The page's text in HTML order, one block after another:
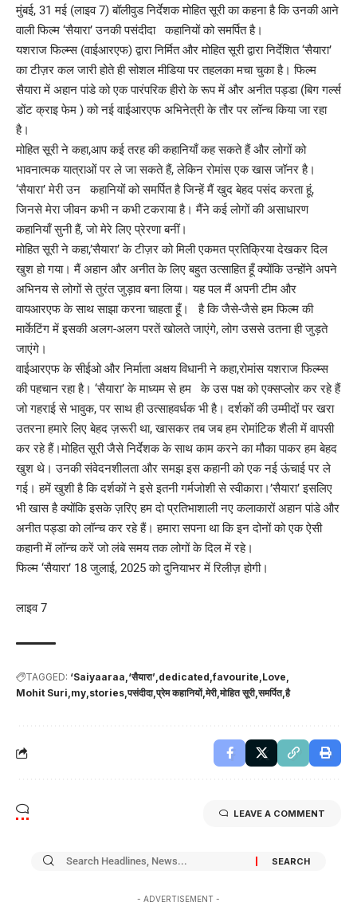
मुंबई, 31 मई (लाइव 7) बॉलीवुड निर्देशक मोहित सूरी का कहना है कि उनकी आने
वाली फिल्म ‘सैयारा’ उनकी पसंदीदा कहानियों को समर्पित है।
यशराज फिल्म्स (वाईआरएफ) द्वारा निर्मित और मोहित सूरी द्वारा निर्देशित ‘सैयारा’
का टीज़र कल जारी होते ही सोशल मीडिया पर तहलका मचा चुका है। फिल्म
सैयारा में अहान पांडे को एक पारंपरिक हीरो के रूप में और अनीत पड्डा (बिग गर्ल्स
डोंट क्राइ फेम ) को नई वाईआरएफ अभिनेत्री के तौर पर लॉन्च किया जा रहा
है।
मोहित सूरी ने कहा,आप कई तरह की कहानियाँ कह सकते हैं और लोगों को
भावनात्मक यात्राओं पर ले जा सकते हैं, लेकिन रोमांस एक खास जॉनर है।
‘सैयारा’ मेरी उन कहानियों को समर्पित है जिन्हें मैं खुद बेहद पसंद करता हूं,
जिनसे मेरा जीवन कभी न कभी टकराया है। मैंने कई लोगों की असाधारण
कहानियाँ सुनी हैं, जो मेरे लिए प्रेरणा बनीं।
मोहित सूरी ने कहा,’सैयारा’ के टीज़र को मिली एकमत प्रतिक्रिया देखकर दिल
खुश हो गया। मैं अहान और अनीत के लिए बहुत उत्साहित हूँ क्योंकि उन्होंने अपने
अभिनय से लोगों से तुरंत जुड़ाव बना लिया। यह पल मैं अपनी टीम और
वायआरएफ के साथ साझा करना चाहता हूँ। है कि जैसे-जैसे हम फिल्म की
मार्केटिंग में इसकी अलग-अलग परतें खोलते जाएंगे, लोग उससे उतना ही जुड़ते
जाएंगे।
वाईआरएफ के सीईओ और निर्माता अक्षय विधानी ने कहा,रोमांस यशराज फिल्म्स
की पहचान रहा है। ‘सैयारा’ के माध्यम से हम के उस पक्ष को एक्सप्लोर कर रहे हैं
जो गहराई से भावुक, पर साथ ही उत्साहवर्धक भी है। दर्शकों की उम्मीदों पर खरा
उतरना हमारे लिए बेहद ज़रूरी था, खासकर तब जब हम रोमांटिक शैली में वापसी
कर रहे हैं।मोहित सूरी जैसे निर्देशक के साथ काम करने का मौका पाकर हम बेहद
खुश थे। उनकी संवेदनशीलता और समझ इस कहानी को एक नई ऊंचाई पर ले
गई। हमें खुशी है कि दर्शकों ने इसे इतनी गर्मजोशी से स्वीकारा।’सैयारा’ इसलिए
भी खास है क्योंकि इसके ज़रिए हम दो प्रतिभाशाली नए कलाकारों अहान पांडे और
अनीत पड्डा को लॉन्च कर रहे हैं। हमारा सपना था कि इन दोनों को एक ऐसी
कहानी में लॉन्च करें जो लंबे समय तक लोगों के दिल में रहे।
फिल्म ‘सैयारा’ 18 जुलाई, 2025 को दुनियाभर में रिलीज़ होगी।
लाइव 7
TAGGED: ‘Saiyaaraa ‘सैयारा’ dedicated favourite Love
Mohit Suri my stories पसंदीदा प्रेम कहानियों मेरी मोहित सूरी समर्पित है
LEAVE A COMMENT
- ADVERTISEMENT -